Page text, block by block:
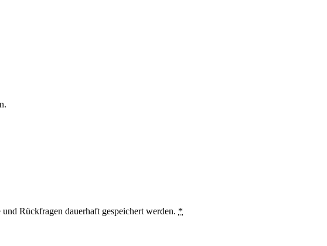
Rückfragen dauerhaft gespeichert werden. *